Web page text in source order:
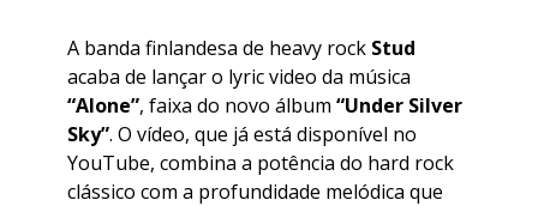
A banda finlandesa de heavy rock Stud
acaba de lançar o lyric video da música
“Alone”, faixa do novo álbum “Under Silver
Sky”. O vídeo, que já está disponível no
YouTube, combina a potência do hard rock
clássico com a profundidade melódica que